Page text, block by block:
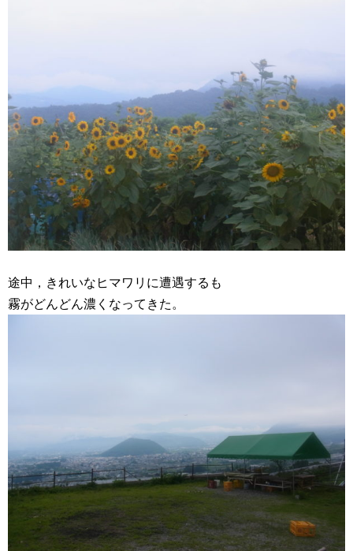
途中，きれいなヒマワリに遭遇するも
霧がどんどん濃くなってきた。